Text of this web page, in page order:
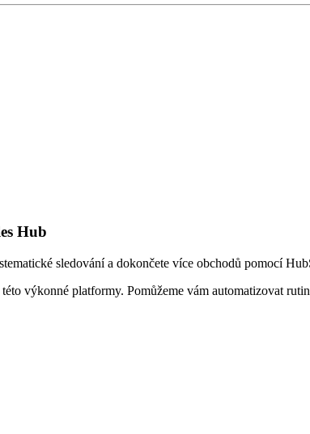
Hub
sledování a dokončete více obchodů pomocí
výkonné platformy. Pomůžeme vám automatizovat